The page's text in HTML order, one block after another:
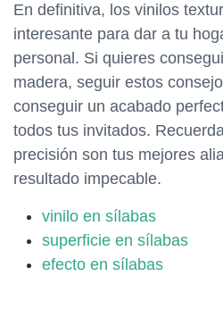
En definitiva, los vinilos
interesante para dar a tu
personal. Si quieres
madera, seguir estos
conseguir un acabado
todos tus invitados.
precisión son tus mejores
resultado impecable.
vinilo en sílabas
superficie en sílabas
efecto en sílabas